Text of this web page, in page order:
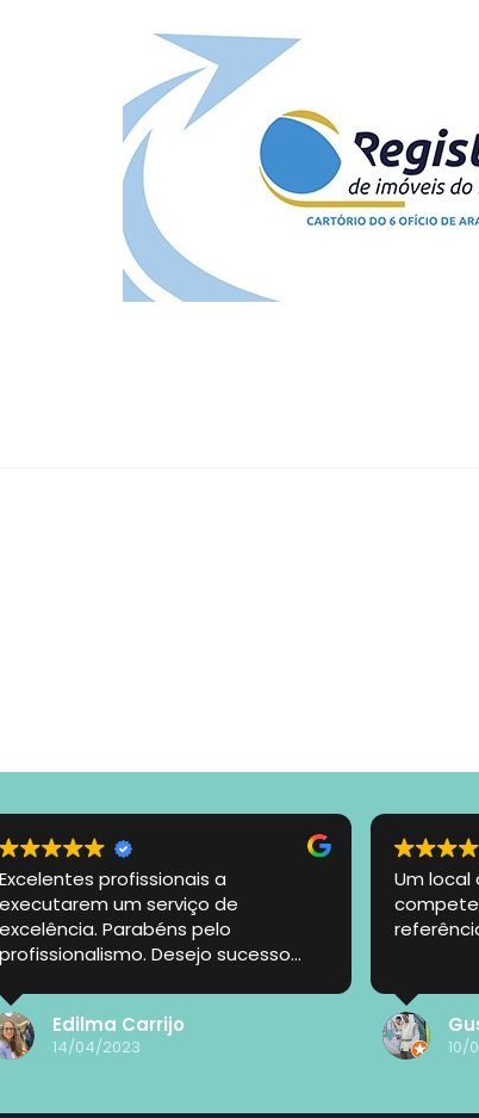
Excelentes profissionais a
executarem um serviço de
excelência. Parabéns pelo
profissionalismo. Desejo sucesso
Edilma Carrijo
14/04/2023
Um
10/